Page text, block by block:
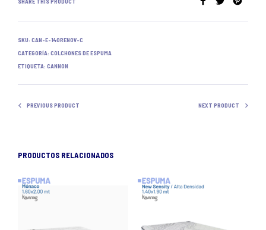
SKU: CAN-E-140RENOV-C
CATEGORÍA: COLCHONES DE ESPUMA
ETIQUETA: CANNON
PREVIOUS PRODUCT NEXT PRODUCT
PRODUCTOS RELACIONADOS